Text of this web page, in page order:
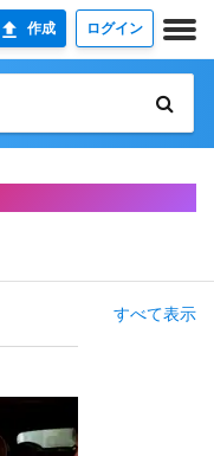
作成 ログイン
すべて表示